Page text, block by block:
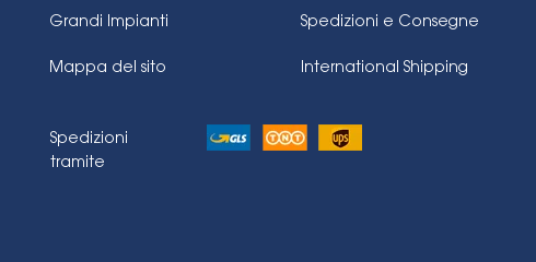
Grandi Impianti
Mappa del sito
Spedizioni e Consegne
International Shipping
Spedizioni
tramite